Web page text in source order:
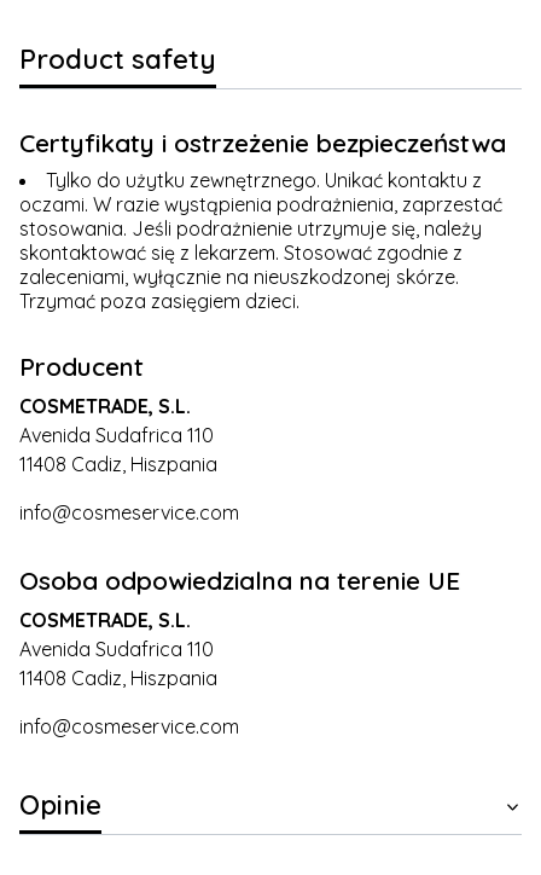
Product safety
Certyfikaty i ostrzeżenie bezpieczeństwa
Tylko do użytku zewnętrznego. Unikać kontaktu z
oczami. W razie wystąpienia podrażnienia, zaprzestać
stosowania. Jeśli podrażnienie utrzymuje się, należy
skontaktować się z lekarzem. Stosować zgodnie z
zaleceniami, wyłącznie na nieuszkodzonej skórze.
Trzymać poza zasięgiem dzieci.
Producent
COSMETRADE, S.L.
Avenida Sudafrica 110
11408 Cadiz, Hiszpania
info@cosmeservice.com
Osoba odpowiedzialna na terenie UE
COSMETRADE, S.L.
Avenida Sudafrica 110
11408 Cadiz, Hiszpania
info@cosmeservice.com
Opinie